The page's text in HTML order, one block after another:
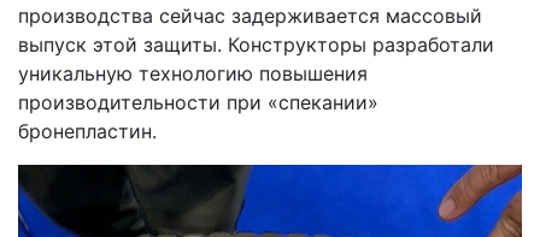
производства сейчас задерживается массовый
выпуск этой защиты. Конструкторы разработали
уникальную технологию повышения
производительности при «спекании»
бронепластин.